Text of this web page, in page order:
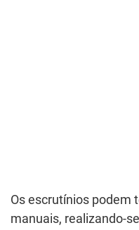
Os escrutínios podem
manuais, realizando-